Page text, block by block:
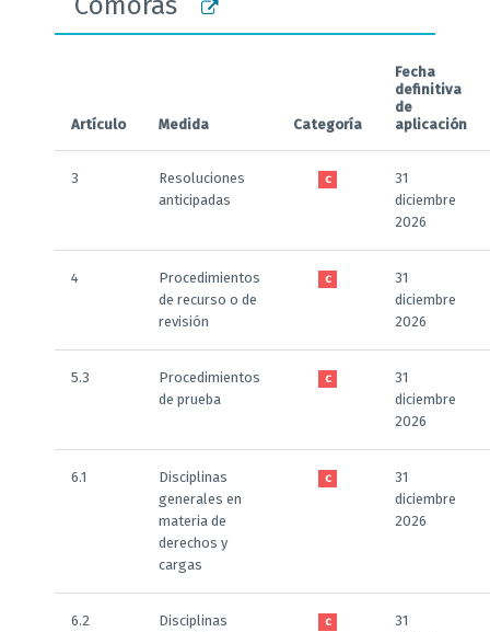
Artículo Medida Categoría
Fecha
definitiva
de
aplicación
3
Resoluciones
anticipadas
C
31
diciembre
2026
4
Procedimientos
de recurso o de
revisión
C
31
diciembre
2026
5.3
Procedimientos
de prueba
C
31
diciembre
2026
6.1
Disciplinas
generales en
materia de
derechos y
cargas
C
31
diciembre
2026
6.2
Disciplinas
C
31